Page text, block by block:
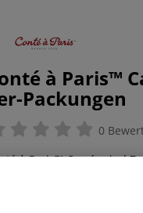
à Paris™
Packungen
0
à Paris™ Carrés sind
und
Packungsinhalt: 2